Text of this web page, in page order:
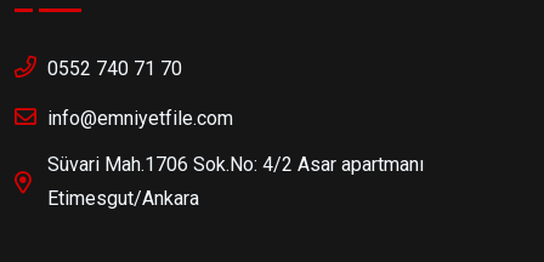
0552 740 71 70
info@emniyetfile.com
Süvari Mah.1706 Sok.No: 4/2 Asar apartmanı
Etimesgut/Ankara